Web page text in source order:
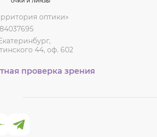
оптики»
44, оф. 602
проверка зрения